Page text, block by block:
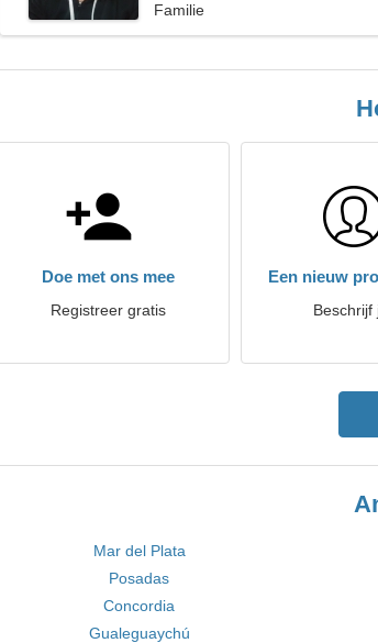
Familie
Doe met ons mee
Registreer gratis
Een nieuw
Beschrijf
Mar del Plata
Posadas
Concordia
Gualeguaychú